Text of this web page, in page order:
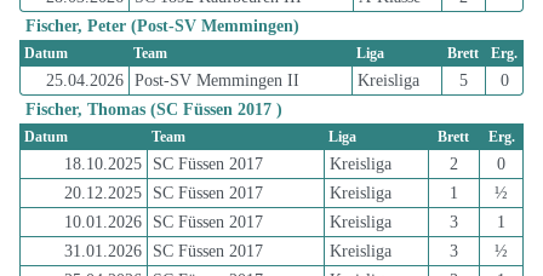
Fischer, Peter (Post-SV Memmingen)
Datum Team Liga Brett Erg.
25.04.2026 Post-SV Memmingen II Kreisliga 5
0
Fischer, Thomas (SC Füssen 2017 )
Datum Team Liga Brett Erg.
18.10.2025 SC Füssen 2017 Kreisliga 2
0
20.12.2025
SC Füssen 2017 Kreisliga 1
½
10.01.2026
SC Füssen 2017 Kreisliga 3
1
31.01.2026
SC Füssen 2017 Kreisliga 3
½